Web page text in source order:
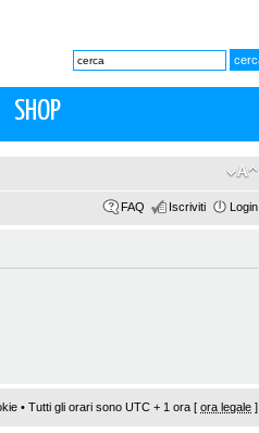
SHOP
FAQ Iscriviti Login
• Tutti gli orari sono UTC + 1 ora [ ora legale ]